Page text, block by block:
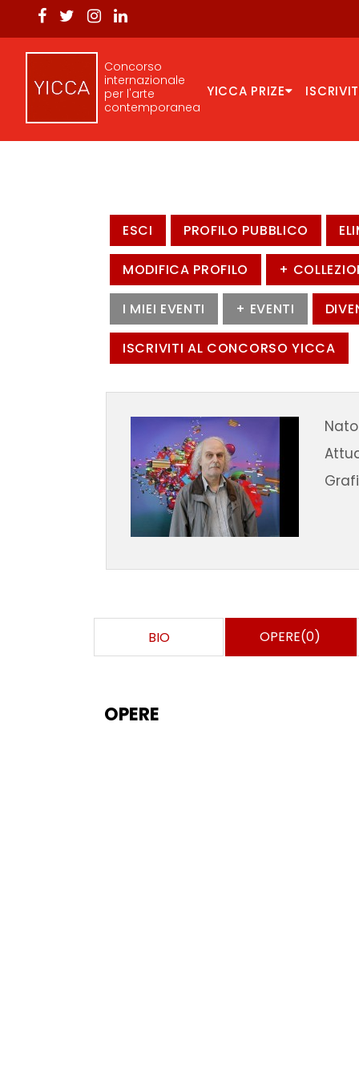
Concorso
internazionale
per l'arte
contemporanea
YICCA PRIZE
ESCI PROFILO PUBBLICO
MODIFICA PROFILO +
I MIEI EVENTI + EVENTI
ISCRIVITI AL CONCORSO YICCA
Nato
BIO OPERE(0)
OPERE